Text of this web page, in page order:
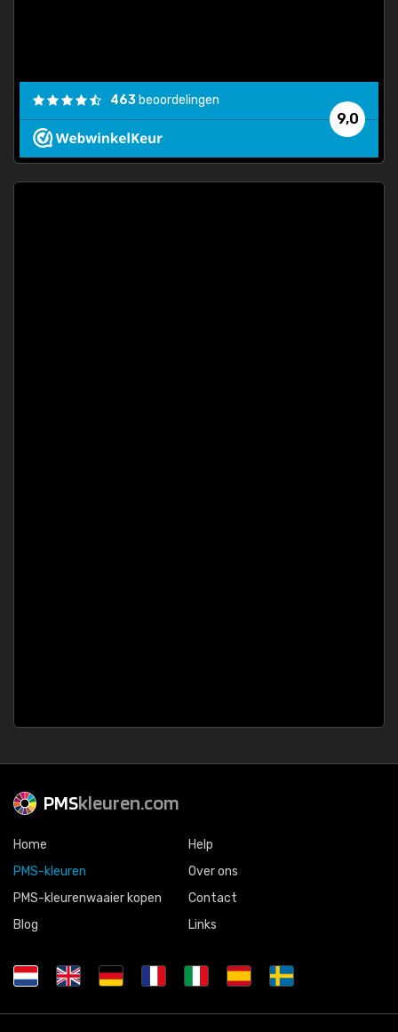
9,0
463 beoordelingen
PMSkleuren.com
Home
PMS-kleuren
PMS-kleurenwaaier kopen
Blog
Help
Over ons
Contact
Links